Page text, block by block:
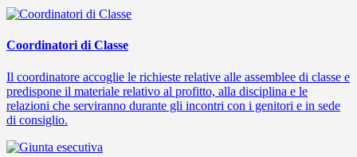
Coordinatori di Classe
Il coordinatore accoglie le richieste relative alle assemblee di classe e
predispone il materiale relativo al profitto, alla disciplina e le
relazioni che serviranno durante gli incontri con i genitori e in sede
di consiglio.